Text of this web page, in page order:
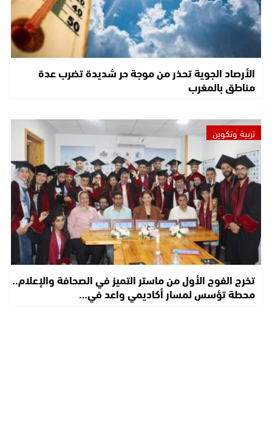
الأرصاد الجوية تحذر من موجة حر شديدة تضرب عدة
مناطق بالمغرب
تربية وتكوين
تخرج الفوج الأول من ماستر التميز في الصحافة والإعلام..
محطة تؤسس لمسار أكاديمي واعد في…